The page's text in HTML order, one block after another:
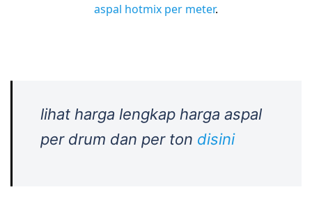
aspal hotmix per meter.
lihat harga lengkap harga aspal
per drum dan per ton disini